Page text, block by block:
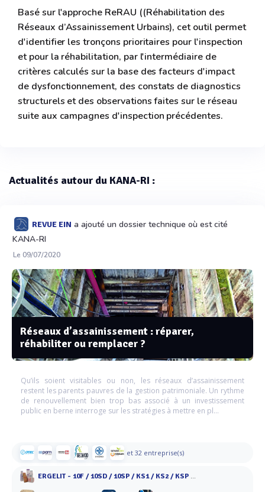
Basé sur l'approche ReRAU ((Réhabilitation des
Réseaux d’Assainissement Urbains), cet outil permet
d'identifier les tronçons prioritaires pour l'inspection
et pour la réhabilitation, par l'intermédiaire de
critères calculés sur la base des facteurs d'impact
de dysfonctionnement, des constats de diagnostics
structurels et des observations faites sur le réseau
suite aux campagnes d'inspection précédentes.
Actualités autour du KANA-RI :
REVUE EIN a ajouté un dossier technique où est cité
KANA-RI
Le 09/07/2020
Réseaux d’assainissement : réparer,
réhabiliter ou remplacer ?
Qu’ils soient visitables ou non, les réseaux d’assainissement
restent les parents pauvres de la gestion patrimoniale. Un rythme
de renouvellement bien trop bas associé à un investissement
public en berne interroge sur les stratégies à mettre en pl...
et 32 entreprise(s)
ERGELIT - 10F / 10SD / 10SP / KS1 / KS2 / KSP / KT 10 / KT 40 / KBF 40